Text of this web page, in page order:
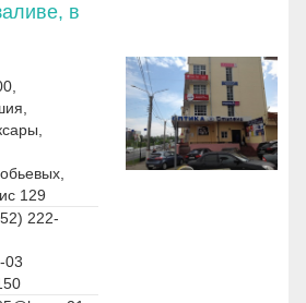
в
129
222-
03